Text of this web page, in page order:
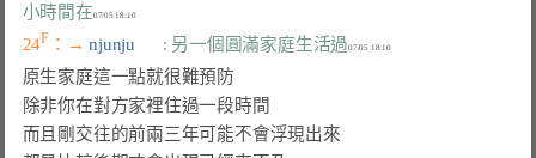
小時間在
07/05 18:10
24F ：→ njunju : 另一個圓滿家庭生活過 07/05 18:10
原生家庭這一點就很難預防
除非你在對方家裡住過一段時間
而且剛交往的前兩三年可能不會浮現出來